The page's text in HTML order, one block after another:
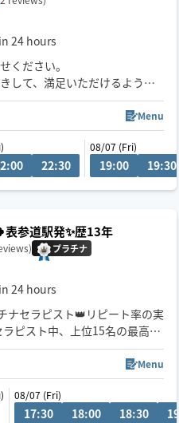
17:00 17:30 18:00
24 hours
ください。
して、満足いただけるように
Menu
22:30
08/07 (Fri)
19:00 19:30
19:00 19:30 20:00
表参道駅発✨歴13年
プラチナ
24 hours
ナセラピスト👑リピート率の実
ピスト中、上位15名の最高ラ
お任せくださいませ。心を込
きます。
Menu
08/07 (Fri)
17:30 18:00 18:30